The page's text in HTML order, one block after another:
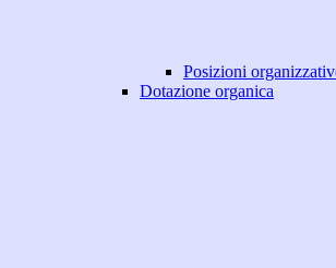
Posizioni
Dotazione organica